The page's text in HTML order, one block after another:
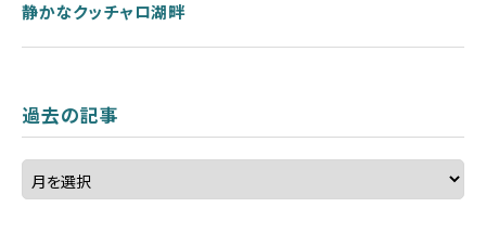
静かなクッチャロ湖畔
過去の記事